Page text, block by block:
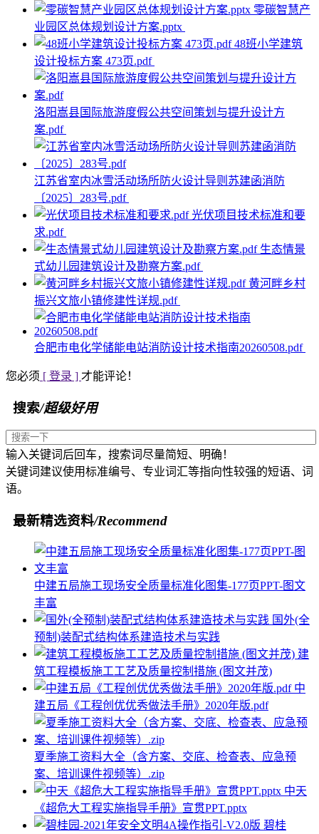
零碳智慧产
业园区总体规划设计方案.pptx
48班小学建筑
设计投标方案 473页.pdf
洛阳嵩县国际旅游度假公共空间策划与提升设计方
案.pdf
江苏省室内冰雪活动场所防火设计导则苏建函消防
〔2025〕283号.pdf
光伏项目技术标准和要
求.pdf
生态情景
式幼儿园建筑设计及勘察方案.pdf
黄河畔乡村
振兴文旅小镇修建性详规.pdf
合肥市电化学储能电站消防设计技术指南20260508.pdf
您必须 [ 登录 ] 才能评论！
搜索/超级好用
输入关键词后回车，搜索词尽量简短、明确！
关键词建议使用标准编号、专业词汇等指向性较强的短语、词
语。
最新精选资料/Recommend
中建五局施工现场安全质量标准化图集-177页PPT-图文
丰富
国外(全
预制)装配式结构体系建造技术与实践
建
筑工程模板施工工艺及质量控制措施 (图文并茂)
中
建五局《工程创优优秀做法手册》2020年版.pdf
夏季施工资料大全（含方案、交底、检查表、应急预
案、培训课件视频等）.zip
中天
《超危大工程实施指导手册》宣贯PPT.pptx
碧桂